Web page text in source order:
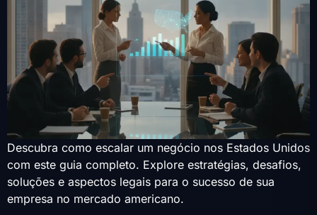
Descubra como escalar um negócio nos Estados Unidos
com este guia completo. Explore estratégias, desafios,
soluções e aspectos legais para o sucesso de sua
empresa no mercado americano.